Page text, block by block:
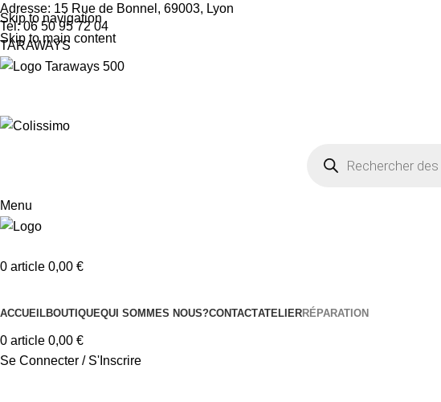
Skip to navigation
Skip to main content
Adresse: 15 Rue de Bonnel, 69003, Lyon
Tel: 06 50 95 72 04
TARAWAYS
Menu
0 article 0,00 €
ACCUEILBOUTIQUEQUI SOMMES NOUS?CONTACTATELIERRÉPARATION
0 article 0,00 €
Se Connecter / S'Inscrire